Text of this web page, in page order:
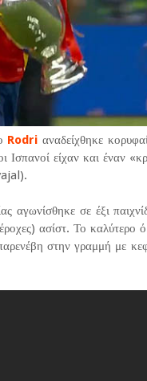
Rodri αναδείχθηκε
Ισπανοί είχαν και έναν
αγωνίσθηκε σε έξι
ασίστ. Το καλύτερο
στην γραμμή με